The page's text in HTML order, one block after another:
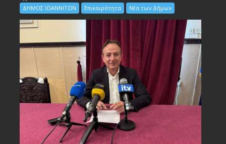
ΔΗΜΟΣ ΙΩΑΝΝΙΤΩΝ Επικαιρότητα Νέα των Δήμων